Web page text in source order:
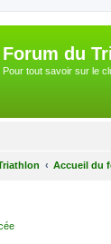
Forum du
Pour tout savoir sur le
Accueil du